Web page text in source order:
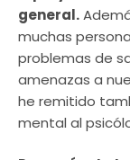
general.
muchas
problemas de
amenazas a
he remitido
mental al